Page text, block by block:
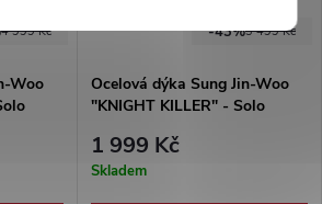
4 999 Kč
Woo
3 499 Kč
-43%
Ocelová dýka Sung Jin-Woo
"KNIGHT KILLER" - Solo
1 999 Kč
Skladem